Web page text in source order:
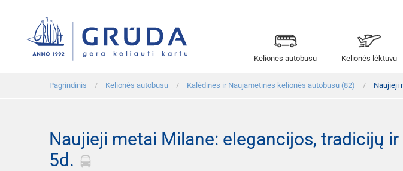
Kelionės autobusu Kelionės lėktuvu
Pagrindinis Kelionės autobusu Kalėdinės ir Naujametinės kelionės autobusu (82) Naujieji
Naujieji metai Milane: elegancijos, tradicijų
5d.